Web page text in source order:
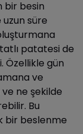
bir besin
süre
patatesi de
gün
ve
ne şekilde
Bu
bir beslenme